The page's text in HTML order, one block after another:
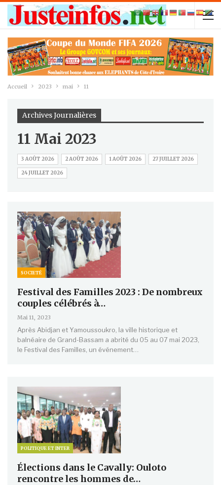
Accueil 2023 mai 11
Archives Journalières
11 Mai 2023
3 AOÛT 2026 2 AOÛT 2026 1 AOÛT 2026 27 JUILLET 2026
24 JUILLET 2026
SOCIETÉ
Festival des Familles 2023 : De nombreux
couples célébrés à…
Mai 11, 2023
Après Abidjan et Yamoussoukro, la ville historique et
balnéaire de Grand-Bassam a abrité du 05 au 07 mai 2023,
le Festival des Familles, un événement…
POLITIQUE ET INTER
Élections dans le Cavally: Ouloto
rencontre les hommes de…